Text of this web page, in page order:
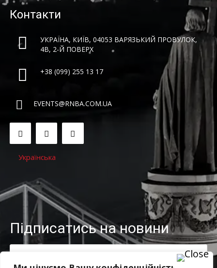
Контакти
УКРАЇНА, КИЇВ, 04053 ВАРЯЗЬКИЙ ПРОВУЛОК,
4B, 2-Й ПОВЕРХ
+38 (099) 255 13 17
EVENTS@RNBA.COM.UA
Українська
Підписатись на новини